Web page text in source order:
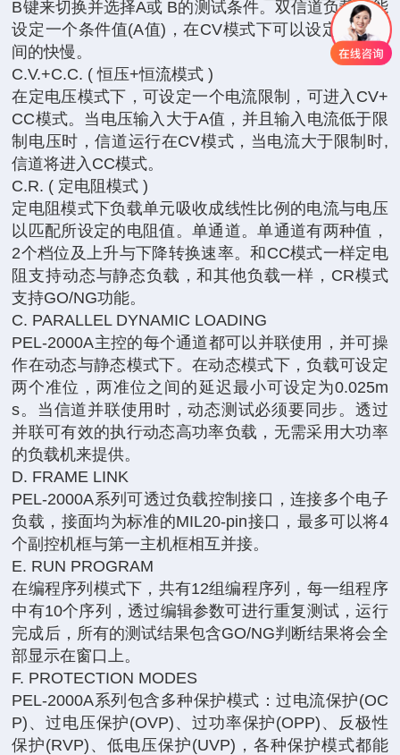
B键来切换并选择A或 B的测试条件。双信道负载只能
设定一个条件值(A值)，在CV模式下可以设定响应时
间的快慢。
C.V.+C.C. ( 恒压+恒流模式 )
在定电压模式下，可设定一个电流限制，可进入CV+
CC模式。当电压输入大于A值，并且输入电流低于限
制电压时，信道运行在CV模式，当电流大于限制时,
信道将进入CC模式。
C.R. ( 定电阻模式 )
定电阻模式下负载单元吸收成线性比例的电流与电压
以匹配所设定的电阻值。单通道。单通道有两种值，
2个档位及上升与下降转换速率。和CC模式一样定电
阻支持动态与静态负载，和其他负载一样，CR模式
支持GO/NG功能。
C. PARALLEL DYNAMIC LOADING
PEL-2000A主控的每个通道都可以并联使用，并可操
作在动态与静态模式下。在动态模式下，负载可设定
两个准位，两准位之间的延迟最小可设定为0.025m
s。当信道并联使用时，动态测试必须要同步。透过
并联可有效的执行动态高功率负载，无需采用大功率
的负载机来提供。
D. FRAME LINK
PEL-2000A系列可透过负载控制接口，连接多个电子
负载，接面均为标准的MIL20-pin接口，最多可以将4
个副控机框与第一主机框相互并接。
E. RUN PROGRAM
在编程序列模式下，共有12组编程序列，每一组程序
中有10个序列，透过编辑参数可进行重复测试，运行
完成后，所有的测试结果包含GO/NG判断结果将会全
部显示在窗口上。
F. PROTECTION MODES
PEL-2000A系列包含多种保护模式：过电流保护(OC
P)、过电压保护(OVP)、过功率保护(OPP)、反极性
保护(RVP)、低电压保护(UVP)，各种保护模式都能